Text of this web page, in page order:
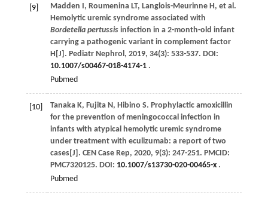
[9] Madden I, Roumenina LT, Langlois-Meurinne H, et al .
Hemolytic uremic syndrome associated with
Bordetella pertussisinfection in a 2-month-old infant
carrying a pathogenic variant in complement factor
H[J]. Pediatr Nephrol , 2019, 34(3): 533-537. DOI:
10.1007/s00467-018-4174-1.
Pubmed
[10] Tanaka K, Fujita N, Hibino S. Prophylactic amoxicillin
for the prevention of meningococcal infection in
infants with atypical hemolytic uremic syndrome
under treatment with eculizumab: a report of two
cases[J]. CEN Case Rep, 2020, 9(3): 247-251. PMCID:
PMC7320125. DOI: 10.1007/s13730-020-00465-x.
Pubmed